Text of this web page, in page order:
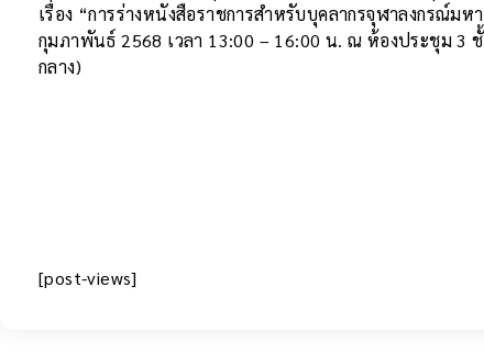
เรื่อง “การร่างหนังสือราชการสำหรับบุคลากรจุฬาลงกรณ์ม
กุมภาพันธ์ 2568 เวลา 13:00 – 16:00 น. ณ ห้องประชุม 3
กลาง)
[post-views]